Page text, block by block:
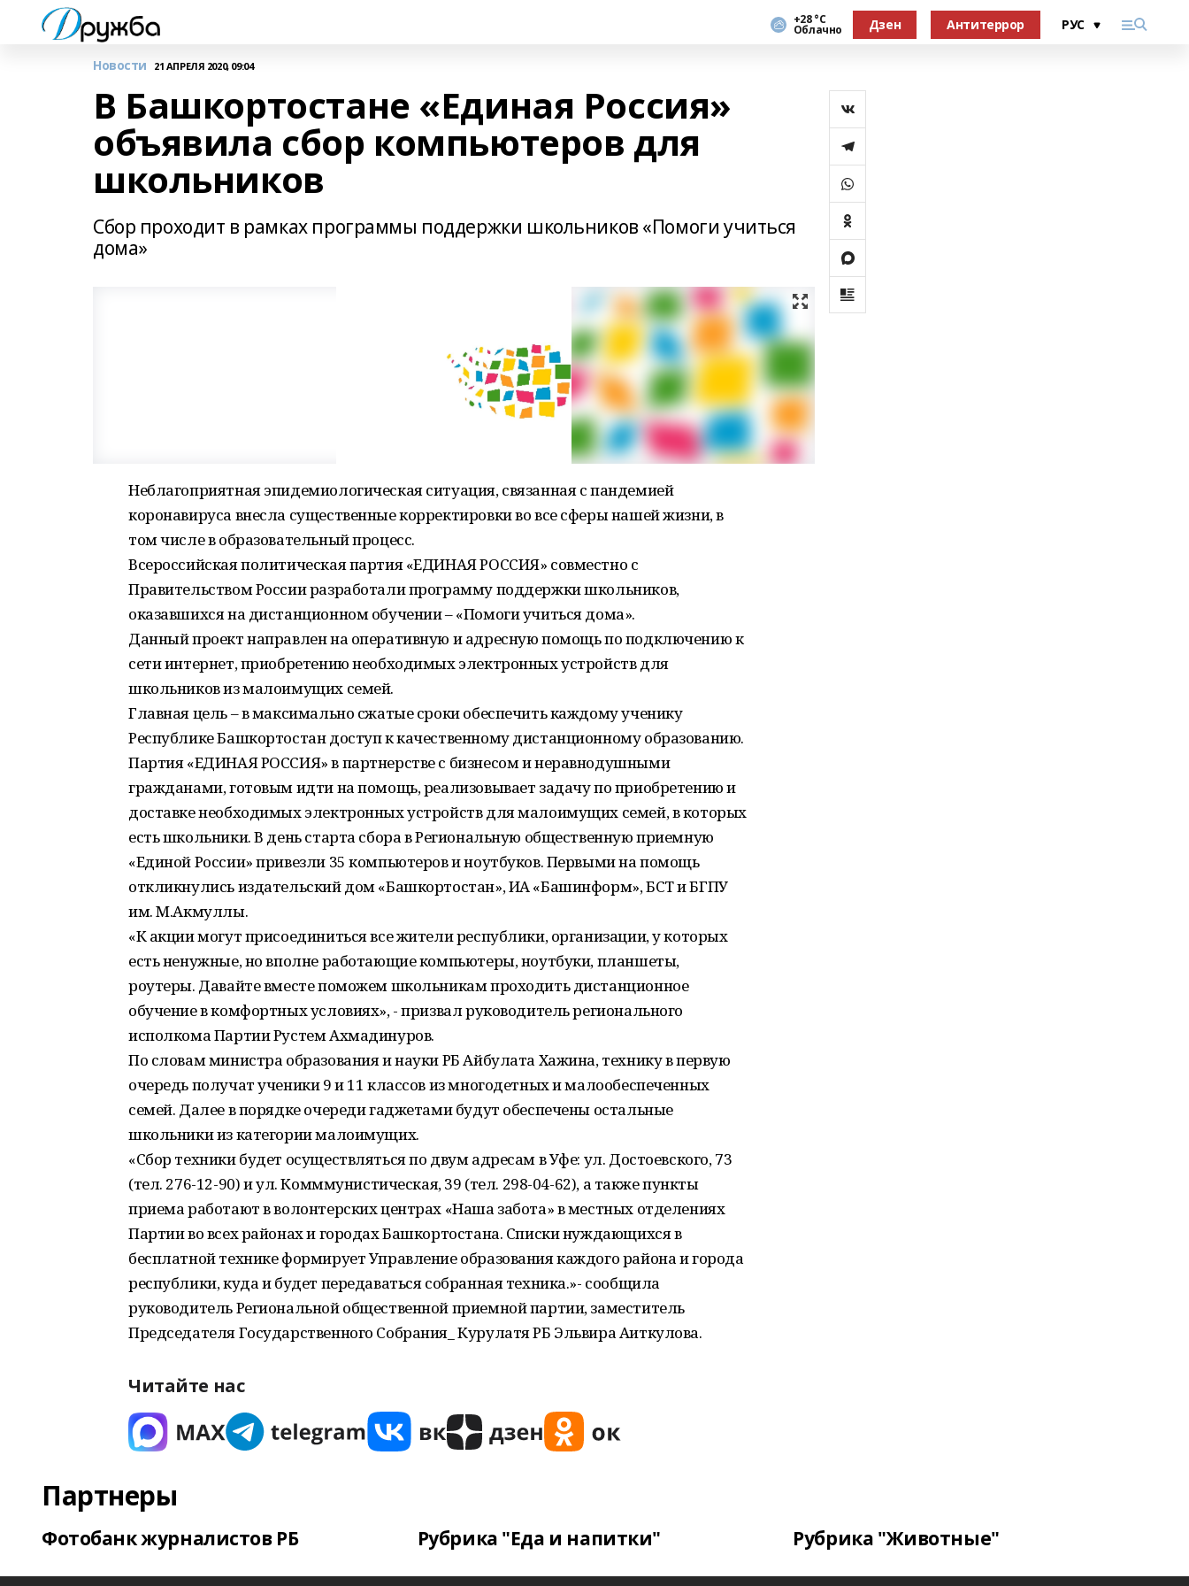
+28 °С
Облачно Дзен Антитеррор
Новости 21 АПРЕЛЯ 2020, 09:04
В Башкортостане «Единая Россия»
объявила сбор компьютеров для
школьников
Сбор проходит в рамках программы поддержки школьников «Помоги учиться
дома»
Неблагоприятная эпидемиологическая ситуация, связанная с пандемией
коронавируса внесла существенные корректировки во все сферы нашей жизни, в
том числе в образовательный процесс.
Всероссийская политическая партия «ЕДИНАЯ РОССИЯ» совместно с
Правительством России разработали программу поддержки школьников,
оказавшихся на дистанционном обучении – «Помоги учиться дома».
Данный проект направлен на оперативную и адресную помощь по подключению к
сети интернет, приобретению необходимых электронных устройств для
школьников из малоимущих семей.
Главная цель – в максимально сжатые сроки обеспечить каждому ученику
Республике Башкортостан доступ к качественному дистанционному образованию.
Партия «ЕДИНАЯ РОССИЯ» в партнерстве с бизнесом и неравнодушными
гражданами, готовым идти на помощь, реализовывает задачу по приобретению и
доставке необходимых электронных устройств для малоимущих семей, в которых
есть школьники. В день старта сбора в Региональную общественную приемную
«Единой России» привезли 35 компьютеров и ноутбуков. Первыми на помощь
откликнулись издательский дом «Башкортостан», ИА «Башинформ», БСТ и БГПУ
им. М.Акмуллы.
«К акции могут присоединиться все жители республики, организации, у которых
есть ненужные, но вполне работающие компьютеры, ноутбуки, планшеты,
роутеры. Давайте вместе поможем школьникам проходить дистанционное
обучение в комфортных условиях», - призвал руководитель регионального
исполкома Партии Рустем Ахмадинуров.
По словам министра образования и науки РБ Айбулата Хажина, технику в первую
очередь получат ученики 9 и 11 классов из многодетных и малообеспеченных
семей. Далее в порядке очереди гаджетами будут обеспечены остальные
школьники из категории малоимущих.
«Сбор техники будет осуществляться по двум адресам в Уфе: ул. Достоевского, 73
(тел. 276-12-90) и ул. Комммунистическая, 39 (тел. 298-04-62), а также пункты
приема работают в волонтерских центрах «Наша забота» в местных отделениях
Партии во всех районах и городах Башкортостана. Списки нуждающихся в
бесплатной технике формирует Управление образования каждого района и города
республики, куда и будет передаваться собранная техника.»- сообщила
руководитель Региональной общественной приемной партии, заместитель
Председателя Государственного Собрания_ Курулатя РБ Эльвира Аиткулова.
Читайте нас
Партнеры
Фотобанк журналистов РБ Рубрика "Еда и напитки" Рубрика "Животные"